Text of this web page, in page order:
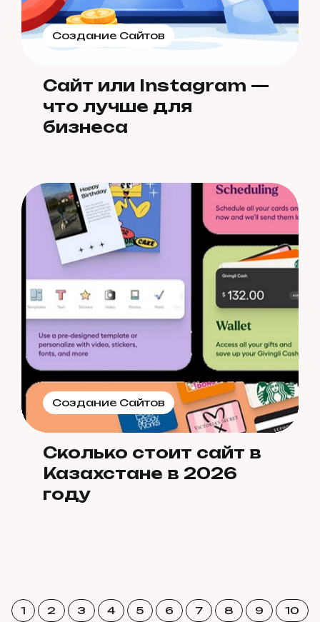
Создание Сайтов
Сайт или Instagram —
что лучше для
бизнеса
Создание Сайтов
Сколько стоит сайт в
Казахстане в 2026
году
1 2 3 4 5 6 7 8 9
10